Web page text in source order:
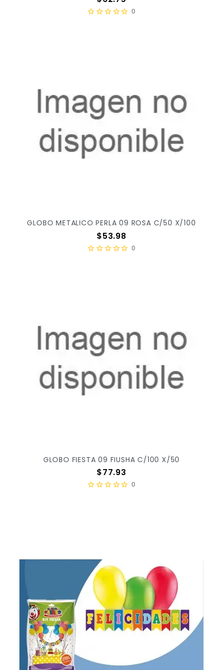
0
GLOBO METALICO PERLA 09 ROSA C/50 X/100
Precio
$53.98
0
GLOBO FIESTA 09 FIUSHA C/100 X/50
Precio
$77.93
0